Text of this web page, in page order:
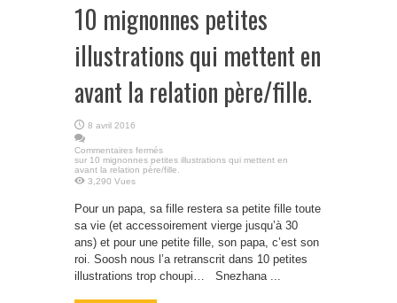
10 mignonnes petites
illustrations qui mettent en
avant la relation père/fille.
8 avril 2016
Commentaires fermés
sur 10 mignonnes petites illustrations qui mettent en
avant la relation père/fille.
3,290 Vues
Pour un papa, sa fille restera sa petite fille toute
sa vie (et accessoirement vierge jusqu’à 30
ans) et pour une petite fille, son papa, c’est son
roi. Soosh nous l’a retranscrit dans 10 petites
illustrations trop choupi… Snezhana ...